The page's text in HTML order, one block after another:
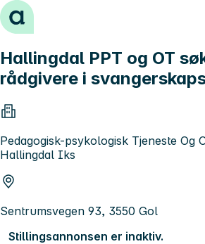
Hopp til innhold
Hallingdal PPT og OT
rådgivere i
Pedagogisk-psykologisk Tjeneste Og
Hallingdal Iks
Sentrumsvegen 93, 3550 Gol
Stillingsannonsen er inaktiv.